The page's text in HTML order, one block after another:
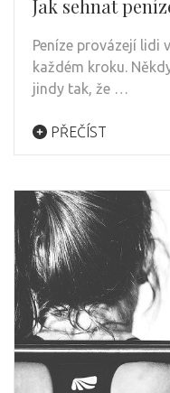
Jak sehnat
Peníze provázejí lidi
každém kroku.
jindy tak, že …
PŘEČÍST